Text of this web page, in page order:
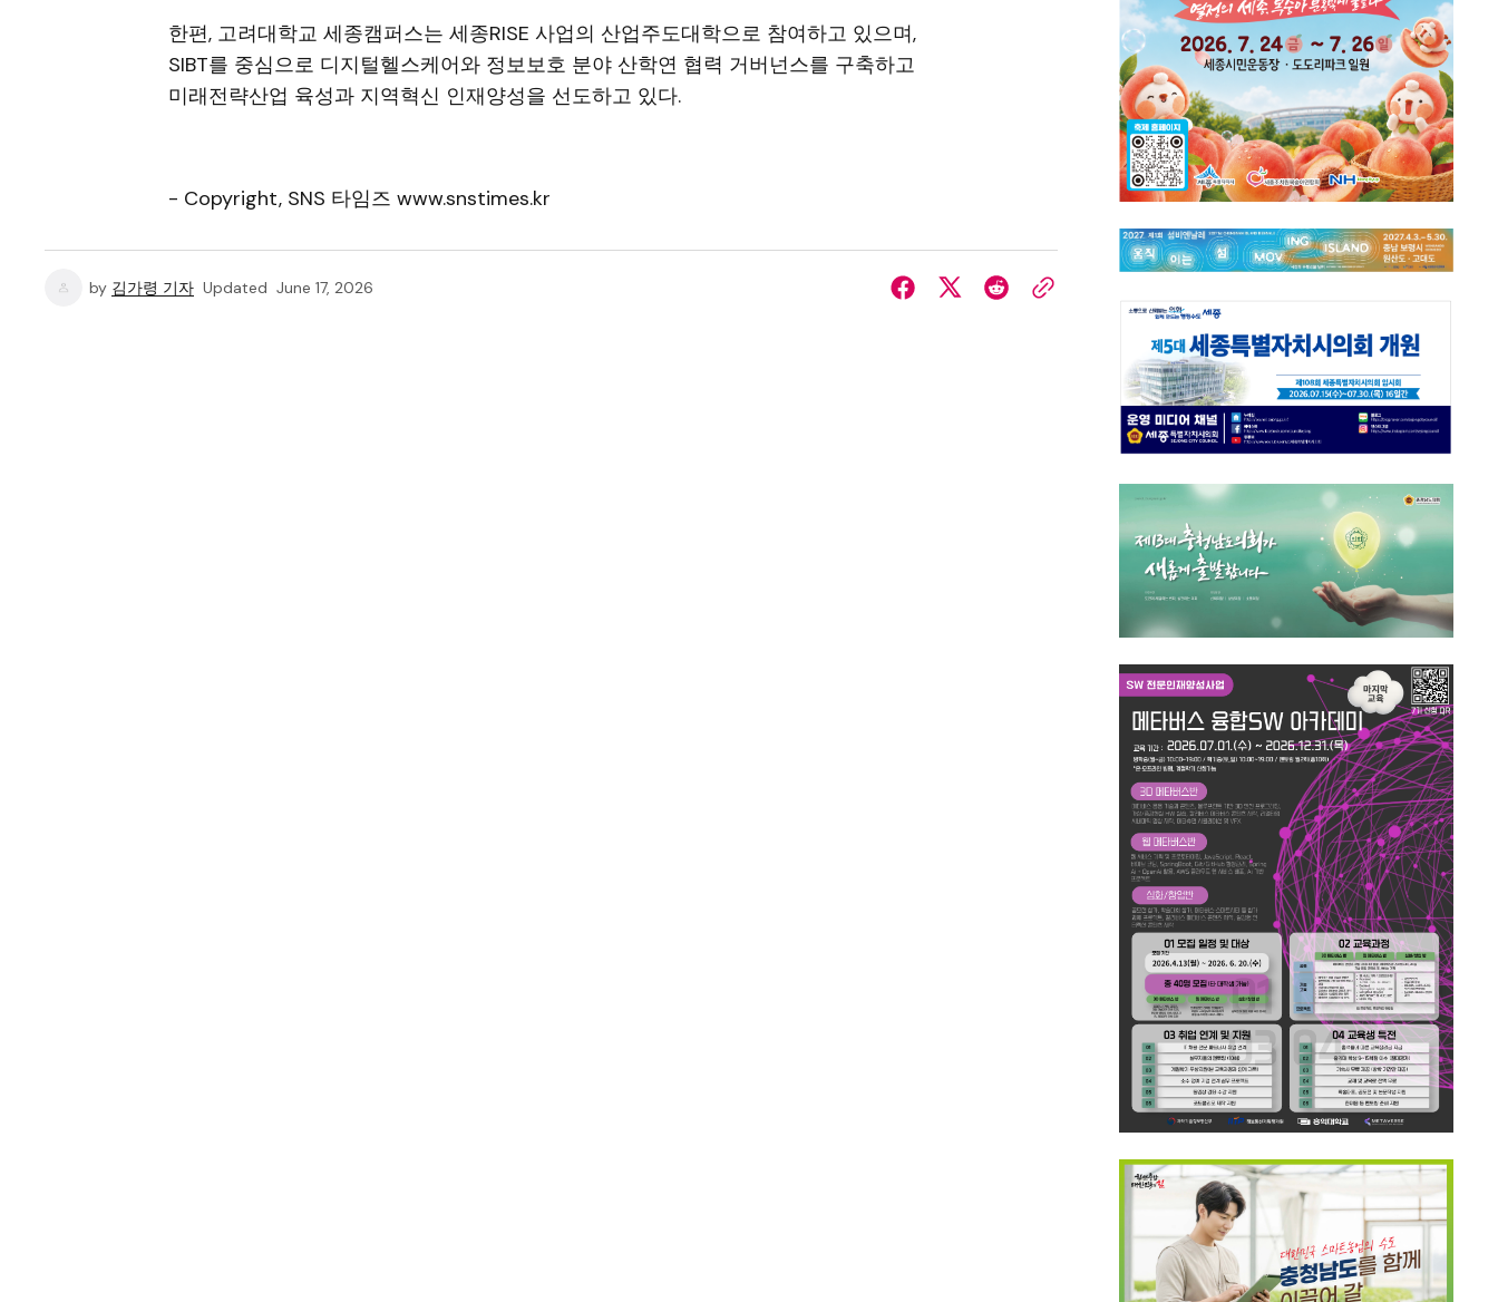
한편, 고려대학교 세종캠퍼스는 세종RISE 사업의 산업주도대학으로 참여하고 있으며,
SIBT를 중심으로 디지털헬스케어와 정보보호 분야 산학연 협력 거버넌스를 구축하고
미래전략산업 육성과 지역혁신 인재양성을 선도하고 있다.
- Copyright, SNS 타임즈 www.snstimes.kr
by 김가령 기자 Updated June 17, 2026